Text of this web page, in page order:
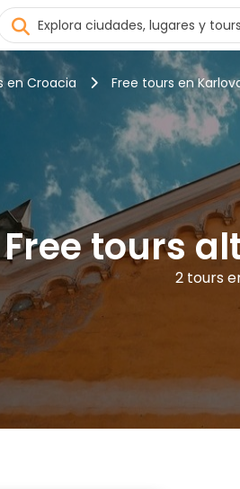
en Croacia Free tours en
Free tours
2 tours